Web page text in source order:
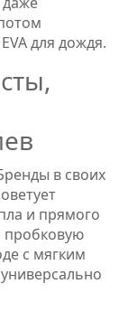
для дождя.
в своих
и прямого
пробковую
с мягким